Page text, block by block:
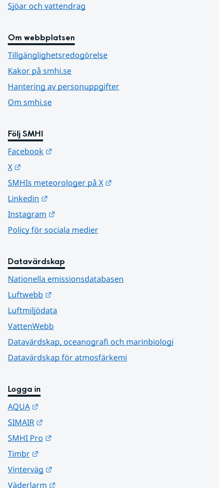
Sjöar och vattendrag
Om webbplatsen
Tillgänglighetsredogörelse
Kakor på smhi.se
Hantering av personuppgifter
Om smhi.se
Följ SMHI
Facebook
X
SMHIs meteorologer på X
Linkedin
Instagram
Policy för sociala medier
Datavärdskap
Nationella emissionsdatabasen
Luftwebb
Luftmiljödata
VattenWebb
Datavärdskap, oceanografi och marinbiologi
Datavärdskap för atmosfärkemi
Logga in
AQUA
SIMAIR
SMHI Pro
Timbr
Vinterväg
Väderlarm